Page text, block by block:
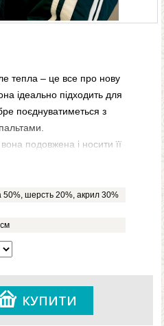
тепла – це все про нову
ідеально підходить для
поєднуватиметься з
подовжена і носити її
так і з підвернутою,
не переймаючись тим,
тобто ви можете
так і для доньки. Робіть
оперативно його
50%, шерсть 20%, акрил 30%
КУПИТИ